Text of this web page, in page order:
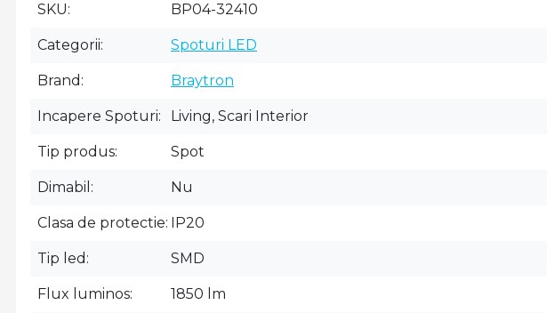
SKU BP04-32410
Categorii Spoturi LED
Brand Braytron
Incapere Spoturi Living, Scari Interior
Tip produs Spot
Dimabil Nu
Clasa de protectie IP20
Tip led SMD
Flux luminos 1850 lm